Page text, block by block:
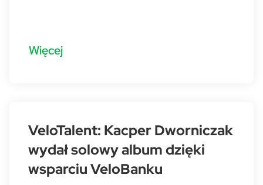
Więcej
VeloTalent: Kacper Dworniczak
wydał solowy album dzięki
wsparciu VeloBanku